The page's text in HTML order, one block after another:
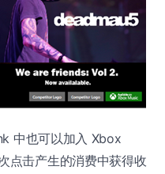
中也可以加入 Xbox
点击产生的消费中获得收